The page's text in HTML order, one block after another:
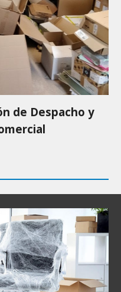
de Despacho y